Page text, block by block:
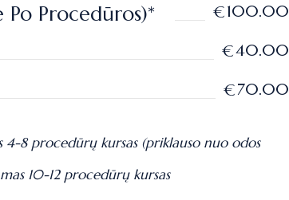
Procedūros)* €100.00
€40.00
€70.00
4-8 procedūrų kursas (priklauso nuo odos
10-12 procedūrų kursas